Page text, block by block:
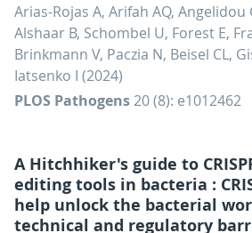
Arias-Rojas A, Arifah AQ, Angelidou
Alshaar B, Schombel U, Forest E,
Brinkmann V, Paczia N, Beisel CL,
Iatsenko I (2024)
PLOS Pathogens20 (8): e1012462
A Hitchhiker's guide to
editing tools in bacteria :
help unlock the bacterial
technical and regulatory